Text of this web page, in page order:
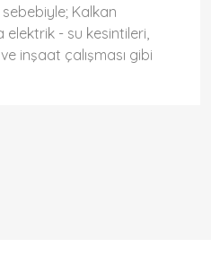
Kalkan
elektrik - su kesintileri,
inşaat çalışması gibi